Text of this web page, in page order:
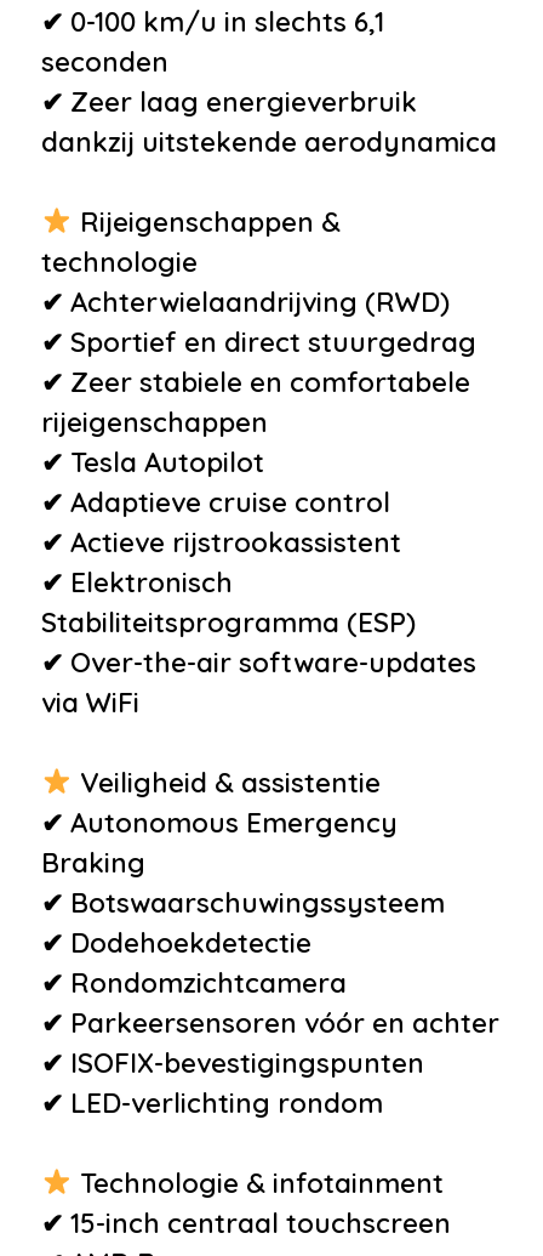
• Anti Blokkeer Systeem
•Anti doorSlip Regeling
• Autonomous Emergency
Braking
•Dodehoek detector
•Isofix bevestiging voor
kinderzitjes
• Airbag(s) hoofd achter
• Airbag(s) hoofd voor
•Airbag(s) side voor
•
Airbag bestuurder
• Airbag passagier
• Alarm klasse 1(startblokkering)
• Alarmsysteem
•Derde remlicht
• Elektronisch Stabiliteits
Programma
Overige
•Autopilot
•WiFi
•Accukoeling
•Bluetooth
•Electronic climate control
•LED mistlampen
•Niet in gerookt
•Oplaadmogelijkheid
verstelbaar met geheugen
•Zomerbanden
✔ 0-100 km/u in slechts 6,1
seconden
✔ Zeer laag energieverbruik
dankzij uitstekende aerodynamica
Rijeigenschappen &
technologie
✔ Achterwielaandrijving (RWD)
✔ Sportief en direct stuurgedrag
✔ Zeer stabiele en comfortabele
rijeigenschappen
✔ Tesla Autopilot
✔ Adaptieve cruise control
✔ Actieve rijstrookassistent
✔ Elektronisch
Stabiliteitsprogramma (ESP)
✔ Over-the-air software-updates
via WiFi
Veiligheid & assistentie
✔ Autonomous Emergency
Braking
✔ Botswaarschuwingssysteem
✔ Dodehoekdetectie
✔ Rondomzichtcamera
✔ Parkeersensoren vóór en achter
✔ ISOFIX-bevestigingspunten
✔ LED-verlichting rondom
Technologie & infotainment
✔ 15-inch centraal touchscreen